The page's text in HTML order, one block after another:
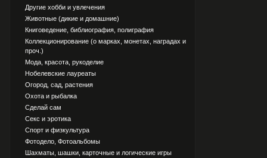
Другие хобби и увлечения
Животные (дикие и домашние)
Книговедение, библиография, полиграфия
Коллекционирование (о марках, монетах, наградах и
проч.)
Мода, красота, рукоделие
Нобелевские лауреаты
Огород, сад, растения
Охота и рыбалка
Сделай сам
Секс и эротика
Спорт и физкультура
Фотодело, Фотоальбомы
Шахматы, шашки, карточные и логические игры